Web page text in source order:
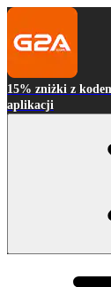
15% zniżki z
aplikacji